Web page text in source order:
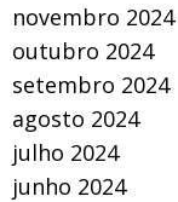
novembro 2024
outubro 2024
setembro 2024
agosto 2024
julho 2024
junho 2024